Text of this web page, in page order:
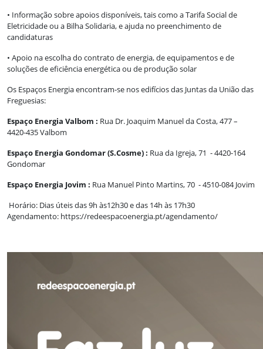
• Informação sobre apoios disponíveis, tais como a Tarifa Social de
Eletricidade ou a Bilha Solidaria, e ajuda no preenchimento de
candidaturas
• Apoio na escolha do contrato de energia, de equipamentos e de
soluções de eficiência energética ou de produção solar
Os Espaços Energia encontram-se nos edifícios das Juntas da União das
Freguesias:
Espaço Energia Valbom : Rua Dr. Joaquim Manuel da Costa, 477 –
4420-435 Valbom
Espaço Energia Gondomar (S.Cosme) : Rua da Igreja, 71 - 4420-164
Gondomar
Espaço Energia Jovim : Rua Manuel Pinto Martins, 70 - 4510-084 Jovim
Horário: Dias úteis das 9h às12h30 e das 14h às 17h30
Agendamento: https://redeespacoenergia.pt/agendamento/